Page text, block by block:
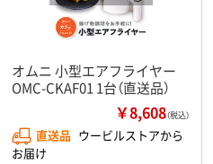
オムニ 小型エアフライヤー
OMC-CKAF01 1台（直送品）
￥8,608（税込）
直送品 ウービルストアから
お届け